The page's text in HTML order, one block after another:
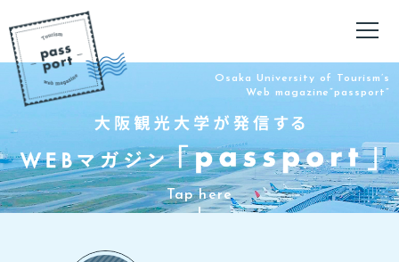
Osaka University of Tourism’s
Web magazine”passport”